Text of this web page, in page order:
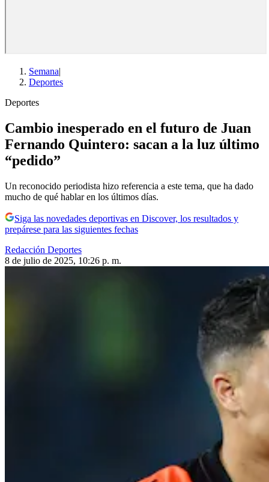
Semana|
Deportes
Deportes
Cambio inesperado en el futuro de Juan
Fernando Quintero: sacan a la luz último
“pedido”
Un reconocido periodista hizo referencia a este tema, que ha dado
mucho de qué hablar en los últimos días.
Siga las novedades deportivas en Discover, los resultados y
prepárese para las siguientes fechas
Redacción Deportes
8 de julio de 2025, 10:26 p. m.